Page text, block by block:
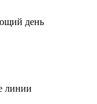
день
линии